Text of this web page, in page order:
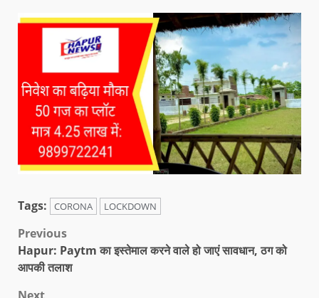
Tags: CORONA LOCKDOWN
Previous
Hapur: Paytm का इस्तेमाल करने वाले हो जाएं सावधान, ठग को
आपकी तलाश